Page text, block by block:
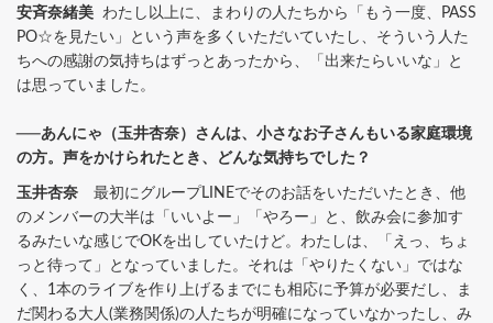
安斉奈緒美 わたし以上に、まわりの人たちから「もう一度、PASS
PO☆を見たい」という声を多くいただいていたし、そういう人た
ちへの感謝の気持ちはずっとあったから、「出来たらいいな」と
は思っていました。
──あんにゃ（玉井杏奈）さんは、小さなお子さんもいる家庭環境
の方。声をかけられたとき、どんな気持ちでした？
玉井杏奈 最初にグループLINEでそのお話をいただいたとき、他
のメンバーの大半は「いいよー」「やろー」と、飲み会に参加す
るみたいな感じでOKを出していたけど。わたしは、「えっ、ちょ
っと待って」となっていました。それは「やりたくない」ではな
く、1本のライブを作り上げるまでにも相応に予算が必要だし、ま
だ関わる大人(業務関係)の人たちが明確になっていなかったし、み